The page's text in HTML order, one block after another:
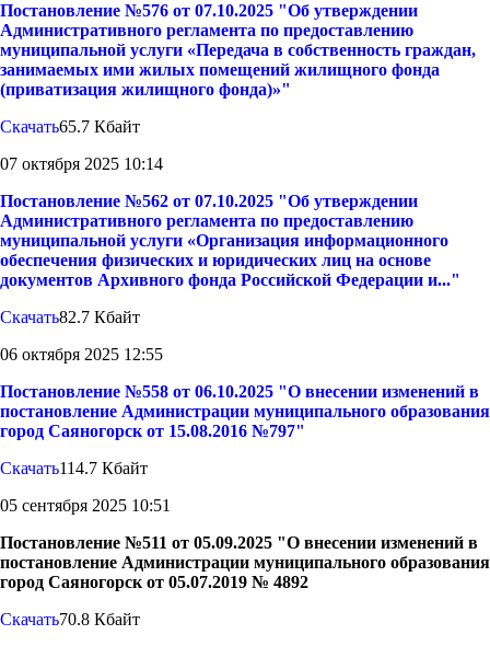
Постановление №576 от 07.10.2025 "Об утверждении
Административного регламента по предоставлению
муниципальной услуги «Передача в собственность граждан,
занимаемых ими жилых помещений жилищного фонда
(приватизация жилищного фонда)»"
Скачать65.7 Кбайт
07 октября 2025 10:14
Постановление №562 от 07.10.2025 "Об утверждении
Административного регламента по предоставлению
муниципальной услуги «Организация информационного
обеспечения физических и юридических лиц на основе
документов Архивного фонда Российской Федерации и..."
Скачать82.7 Кбайт
06 октября 2025 12:55
Постановление №558 от 06.10.2025 "О внесении изменений в
постановление Администрации муниципального образования
город Саяногорск от 15.08.2016 №797"
Скачать114.7 Кбайт
05 сентября 2025 10:51
Постановление №511 от 05.09.2025 "О внесении изменений в
постановление Администрации муниципального образования
город Саяногорск от 05.07.2019 № 4892
Скачать70.8 Кбайт